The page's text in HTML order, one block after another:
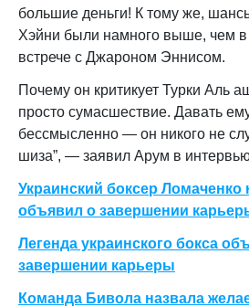
большие деньги! К тому же,
Хэйни были намного выше, чем в
встрече с Джароном Эннисом.
Почему он критикует Турки Аль
просто сумасшествие. Давать
бессмысленно — он никого не
шиза”, — заявил Арум в
Украинский боксер Ломаченко
объявил о завершении
Легенда украинского бокса
завершении карьеры
Команда Бивола назвала